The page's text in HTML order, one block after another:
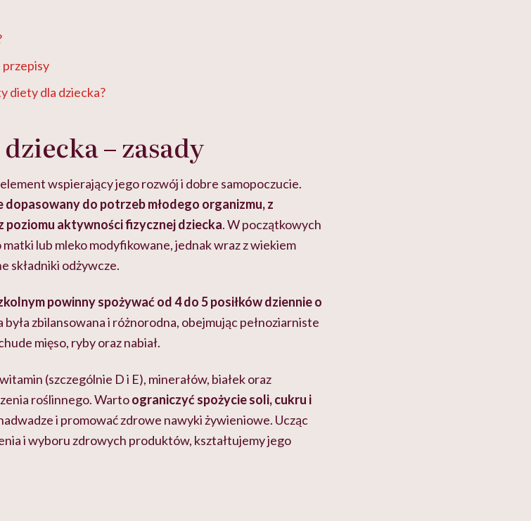
diety dla dziecka?
– zasady
wspierający jego rozwój i dobre samopoczucie.
do potrzeb młodego organizmu, z
aktywności fizycznej dziecka. W początkowych
lub mleko modyfikowane, jednak wraz z wiekiem
składniki odżywcze.
powinny spożywać od 4 do 5 posiłkówdziennie o
zbilansowana i różnorodna, obejmując pełnoziarniste
mięso, ryby oraz nabiał.
(szczególnie D i E), minerałów, białek oraz
roślinnego. Wartoograniczyć spożycie soli, cukru i
i promować zdrowe nawyki żywieniowe. Ucząc
i wyboru zdrowych produktów, kształtujemy jego